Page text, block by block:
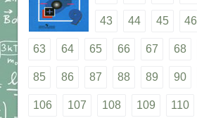
43 44 45 46
63 64 65 66 67 68
85 86 87 88 89 90
106 107 108 109 110